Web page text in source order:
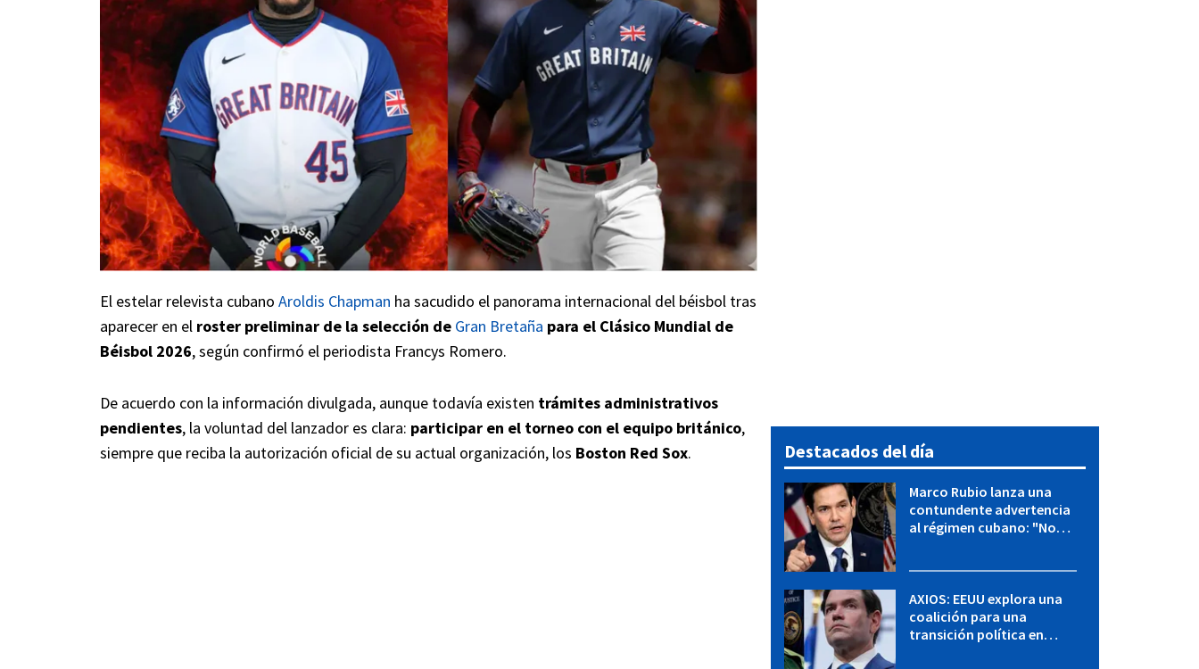
El estelar relevista cubano Aroldis Chapman ha sacudido el panorama internacional del béisbol tras
aparecer en el roster preliminar de la selección de Gran Bretaña para el Clásico Mundial de
Béisbol 2026, según confirmó el periodista Francys Romero.
De acuerdo con la información divulgada, aunque todavía existen trámites administrativos
pendientes, la voluntad del lanzador es clara: participar en el torneo con el equipo británico,
siempre que reciba la autorización oficial de su actual organización, los Boston Red Sox. Destacados del día
Marco Rubio lanza una
contundente advertencia
al régimen cubano: "No
AXIOS: EEUU explora una
coalición para una
transición política en